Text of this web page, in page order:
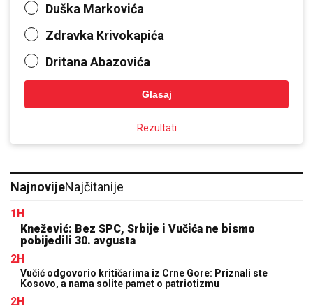
Duška Markovića
Zdravka Krivokapića
Dritana Abazovića
Glasaj
Rezultati
NajnovijeNajčitanije
1H
Knežević: Bez SPC, Srbije i Vučića ne bismo
pobijedili 30. avgusta
2H
Vučić odgovorio kritičarima iz Crne Gore: Priznali ste
Kosovo, a nama solite pamet o patriotizmu
2H